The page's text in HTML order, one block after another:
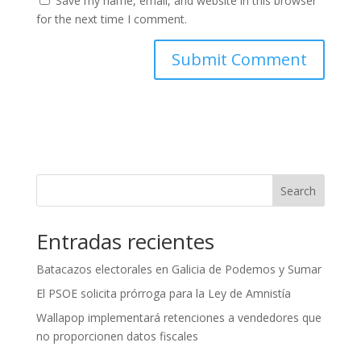
for the next time I comment.
Search
Entradas recientes
Batacazos electorales en Galicia de Podemos y Sumar
El PSOE solicita prórroga para la Ley de Amnistía
Wallapop implementará retenciones a vendedores que
no proporcionen datos fiscales